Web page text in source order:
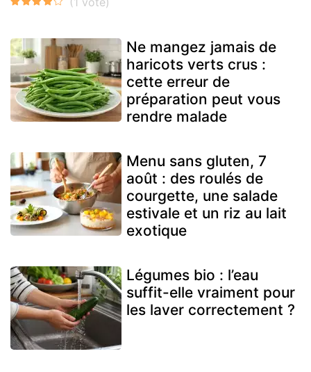
Ne mangez jamais de
haricots verts crus :
cette erreur de
préparation peut vous
rendre malade
Menu sans gluten, 7
août : des roulés de
courgette, une salade
estivale et un riz au lait
exotique
Légumes bio : l’eau
suffit-elle vraiment pour
les laver correctement ?